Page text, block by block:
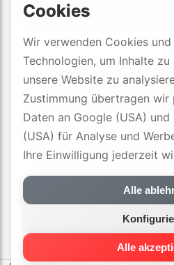
Cookies
Wir verwenden Cookies und
Technologien, um Inhalte
unsere Website zu
Zustimmung übertragen wir
Daten an Google (USA)
(USA) für Analyse und
Ihre Einwilligung jederzeit
Alle
Alle